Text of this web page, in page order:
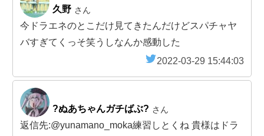
久野 さん
今ドラエネのとこだけ見てきたんだけどスパチャヤ
バすぎてくっそ笑うしなんか感動した
2022-03-29 15:44:03
?ぬあちゃんガチばぶ? さん
返信先:@yunamano_moka練習しとくね 貴様はドラ